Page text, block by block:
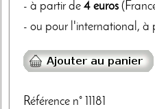
- à partir de 4 euros
- ou pour l'international, à
Référence n° 11181